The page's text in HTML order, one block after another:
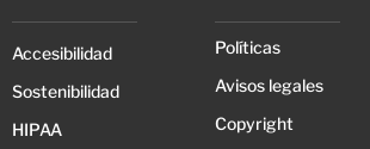
Accesibilidad
Sostenibilidad
HIPAA
Políticas
Avisos legales
Copyright